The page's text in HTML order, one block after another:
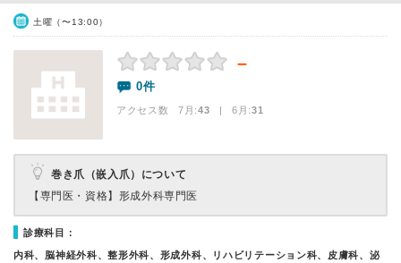
土曜（〜13:00）
－
0件
アクセス数 7月:43 | 6月:31
巻き爪（嵌入爪）について
【専門医・資格】 形成外科専門医
診療科目：
内科、脳神経外科、整形外科、形成外科、リハビリテーション科、皮膚科、泌